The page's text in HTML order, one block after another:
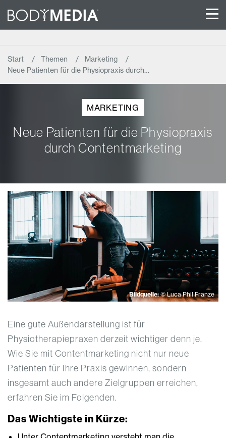
Start Themen
Marketing
Neue Patienten für die Physiopraxis durch…
MARKETING
Neue Patienten für die Physiopraxis
durch Contentmarketing
Bildquelle:© Luca Phil Franze
Eine gute Außendarstellung ist für
Physiotherapiepraxen derzeit wichtiger denn je.
Wie Sie mit Contentmarketing nicht nur neue
Patienten für Ihre Praxis gewinnen, sondern
insgesamt auch andere Zielgruppen erreichen,
erfahren Sie im Folgenden.
Das Wichtigste in Kürze: